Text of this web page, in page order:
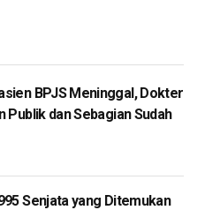
BPJS Meninggal, Dokter
dan Sebagian Sudah
Senjata yang Ditemukan